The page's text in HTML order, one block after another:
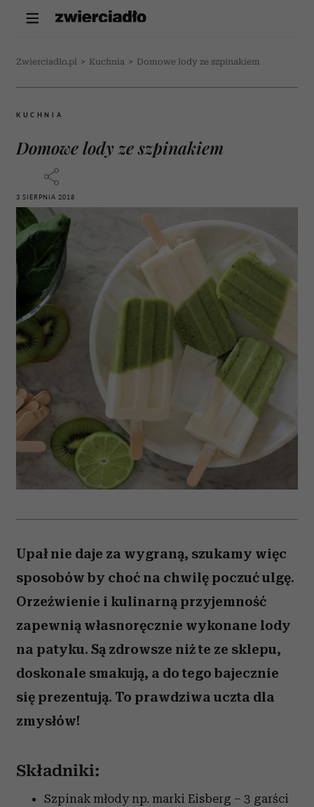
Zwierciadlo.pl > Kuchnia > Domowe lody ze szpinakiem
KUCHNIA
Domowe lody ze szpinakiem
3 SIERPNIA 2018
Upał nie daje za wygraną, szukamy więc
sposobów by choć na chwilę poczuć ulgę.
Orzeźwienie i kulinarną przyjemność
zapewnią własnoręcznie wykonane lody
na patyku. Są zdrowsze niż te ze sklepu,
doskonale smakują, a do tego bajecznie
się prezentują. To prawdziwa uczta dla
zmysłów!
Składniki:
Szpinak młody np. marki Eisberg – 3 garści